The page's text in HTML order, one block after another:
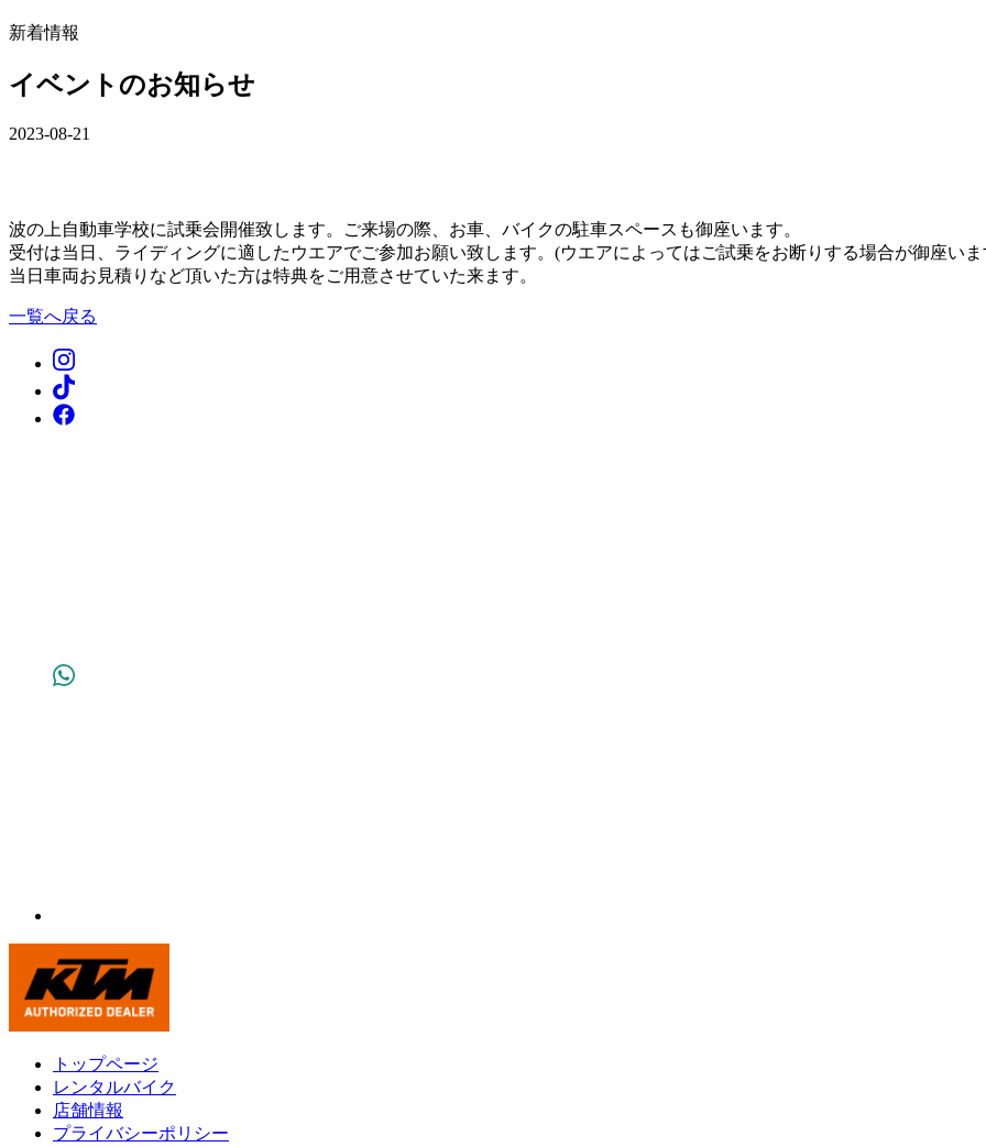
新着情報
イベントのお知らせ
2023-08-21
波の上自動車学校に試乗会開催致します。ご来場の際、お車、バイクの駐車スペースも御座います。
受付は当日、ライディングに適したウエアでご参加お願い致します。(ウエアによってはご試乗をお断りする場合が御座いま
当日車両お見積りなど頂いた方は特典をご用意させていた来ます。
一覧へ戻る
Instagram
TikTok
Facebook
トップページ
レンタルバイク
店舗情報
プライバシーポリシー